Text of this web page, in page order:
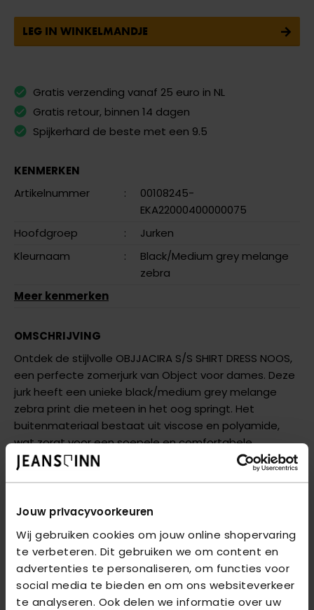
Jouw privacyvoorkeuren
Wij gebruiken cookies om jouw online shopervaring
te verbeteren. Dit gebruiken we om content en
advertenties te personaliseren, om functies voor
social media te bieden en om ons websiteverkeer
te analyseren. Ook delen we informatie over uw
LEG IN WINKELMANDJE
Gratis verzending vanaf 25 euro in NL
Gratis retour, binnen 14 dagen
Spijkerhard de beste met een 9.5
KENMERKEN
Artikelnummer
:
00108245-
EKA22000400000075
Hoofdgroep
:
Jurken
Kleurnaam
:
Black/Medium grey melange
zebra
Meer kenmerken
OMSCHRIJVING
Ontdek de stijlvolle OBJJACIRA S/S SHIRT DRESS NOOS,
een perfecte zomerjurk van Object voor dames. Deze
jurk heeft een unieke black/medium grey melange
zebra print die meteen in het oog springt. Het
buitenmateriaal bestaat uit viscose en polyamide,
wat zorgt voor een soepele en comfortabele
pasvorm.
De korte mouwen en de klassieke kraag geven het
knoopsluiting aan de voorkant zorgt voor een
veelzijdige look. Combineer deze jurk moeiteloos met
andere items op onze site, zoals een paar trendy
sandalen of kleurrijke accessoires, om je zomerse
outfit compleet te maken.